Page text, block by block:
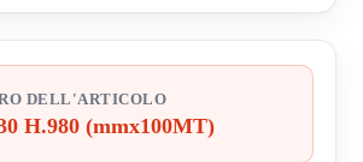
DELL'ARTICOLO
H.980 (mmx100MT)